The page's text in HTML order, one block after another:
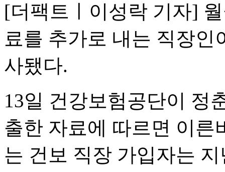
[더팩트ㅣ이성락 기자]
료를 추가로 내는 직장
사됐다.
13일 건강보험공단이 정
출한 자료에 따르면 이른
는 건보 직장 가입자는